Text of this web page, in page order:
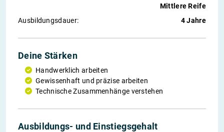
Mittlere Reife
Ausbildungs­dauer:
4 Jahre
Deine Stärken
Handwerklich arbeiten
Gewissenhaft und präzise arbeiten
Technische Zusammenhänge verstehen
Ausbildungs- und Einstiegs­gehalt